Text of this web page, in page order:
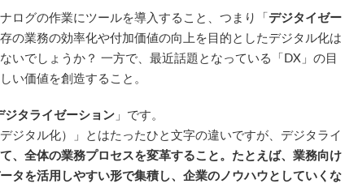
ログの作業にツールを導入すること、つまり「 デジタイゼー
存の業務の効率化や付加価値の向上を目的としたデジタル化は
いでしょうか？ 一方で、最近話題となっている「DX」の目
い価値を創造すること。
ジタライゼーション 」です。
ジタル化）」とはたったひと文字の違いですが、デジタライ
、全体の業務プロセスを変革すること。たとえば、業務向け
タを活用しやすい形で集積し、企業のノウハウとしていくな